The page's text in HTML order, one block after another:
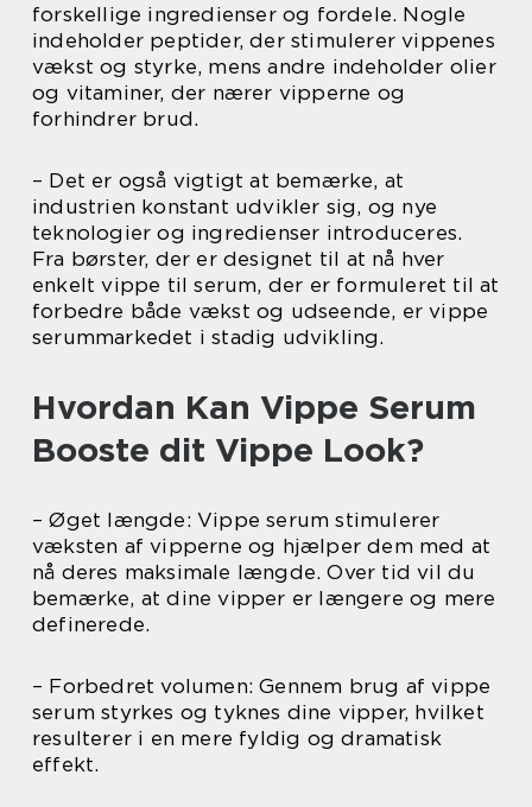
forskellige ingredienser og fordele. Nogle
indeholder peptider, der stimulerer vippenes
vækst og styrke, mens andre indeholder olier
og vitaminer, der nærer vipperne og
forhindrer brud.
– Det er også vigtigt at bemærke, at
industrien konstant udvikler sig, og nye
teknologier og ingredienser introduceres.
Fra børster, der er designet til at nå hver
enkelt vippe til serum, der er formuleret til at
forbedre både vækst og udseende, er vippe
serummarkedet i stadig udvikling.
Hvordan Kan Vippe Serum
Booste dit Vippe Look?
– Øget længde: Vippe serum stimulerer
væksten af vipperne og hjælper dem med at
nå deres maksimale længde. Over tid vil du
bemærke, at dine vipper er længere og mere
definerede.
– Forbedret volumen: Gennem brug af vippe
serum styrkes og tyknes dine vipper, hvilket
resulterer i en mere fyldig og dramatisk
effekt.